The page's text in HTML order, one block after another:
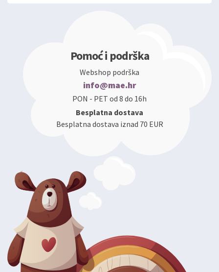
Pomoć i podrška
Webshop podrška
info@mae.hr
PON - PET od 8 do 16h
Besplatna dostava
Besplatna dostava iznad 70 EUR